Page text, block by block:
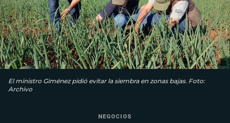
El ministro Giménez pidió evitar la siembra en zonas bajas. Foto:
Archivo
NEGOCIOS